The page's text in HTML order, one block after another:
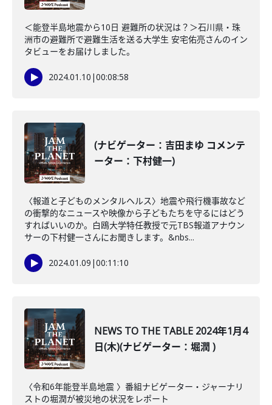
＜能登半島地震から10日 避難所の状況は？＞石川県・珠
洲市の避難所で避難生活を送る大学生 安宅佑亮さんのイン
タビューをお届けしました。
2024.01.10 |00:08:58
(ナビゲーター：吉田まゆ コメンテ
ーター：下村健一)
〈報道と子どものメンタルヘルス〉地震や飛行機事故など
の衝撃的なニュースや映像から子どもたちを守るにはどう
すればいいのか。白鴎大学特任教授で元TBS報道アナウン
サーの下村健一さんにお聞きします。&nbs...
2024.01.09 |00:11:10
NEWS TO THE TABLE 2024年1月4
日(木)(ナビゲーター：堀潤 )
〈令和6年能登半島地震 〉番組ナビゲーター・ジャーナリ
ストの堀潤が被災地の状況をレポート